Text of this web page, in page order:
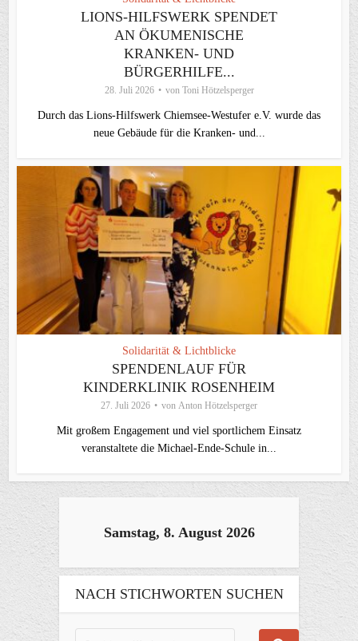
LIONS-HILFSWERK SPENDET
AN ÖKUMENISCHE
KRANKEN- UND
BÜRGERHILFE...
28. Juli 2026 von Toni Hötzelsperger
Durch das Lions-Hilfswerk Chiemsee-Westufer e.V. wurde das
neue Gebäude für die Kranken- und...
Solidarität & Lichtblicke
SPENDENLAUF FÜR
KINDERKLINIK ROSENHEIM
27. Juli 2026 von Anton Hötzelsperger
Mit großem Engagement und viel sportlichem Einsatz
veranstaltete die Michael-Ende-Schule in...
Samstag, 8. August 2026
NACH STICHWORTEN SUCHEN